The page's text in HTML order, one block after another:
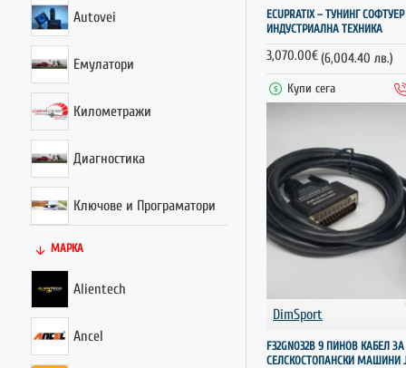
Autovei
Емулатори
Километражи
Диагностика
Ключове и Програматори
Тунинг устройства
Детайлинг
Аксесоари
МАРКА
Alientech
Ancel
ECUPRATIX – ТУНИНГ
ИНДУСТРИАЛНА ТЕХНИКА
3,070.00€(6,004.40 лв.)
Купи сега
DimSport
F32GN032B 9 ПИНОВ КАБЕЛ ЗА
СЕЛСКОСТОПАНСКИ МАШИНИ